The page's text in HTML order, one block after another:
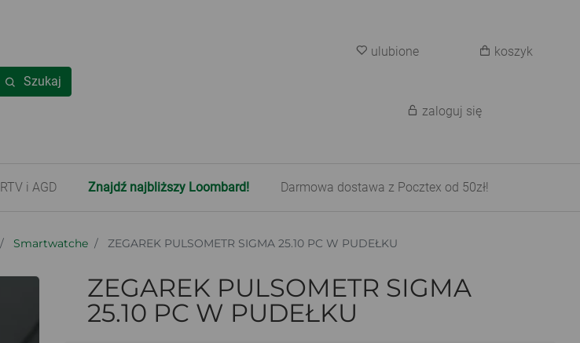
Szukaj
ulubione koszyk
zaloguj się
RTV i AGD Znajdź najbliższy Loombard! Darmowa dostawa z Pocztex od 50zł!
Smartwatche ZEGAREK PULSOMETR SIGMA 25.10 PC W PUDEŁKU
ZEGAREK PULSOMETR SIGMA
25.10 PC W PUDEŁKU